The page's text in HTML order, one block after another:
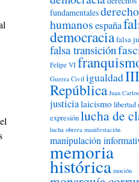
fundamentales
humanosespaña
democraciafalsa
falsa transición
Felipe VI
Guerra Civil igualdadIII
República Juan
justicialaicismo libertad
expresiónlucha de
lucha obrera manifestación
manipulación
memoria
histórica moción